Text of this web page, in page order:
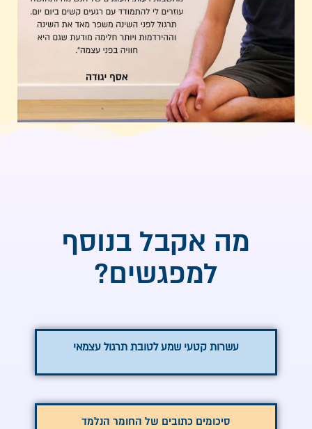
מה אקבל בנוסף
למפגשים?
עשרות קטעי שמע לטובת תרגול עצמאי
סיכומים כתובים של החומר הנלמד